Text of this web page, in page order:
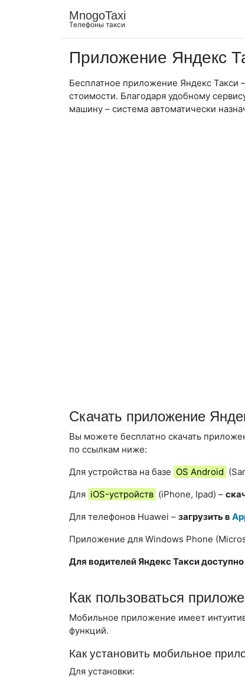
MnogoTaxi
Телефоны такси
Приложение Яндекс
Бесплатное приложение Яндекс Такси
стоимости. Благодаря удобному
машину – система автоматически
Скачать приложение
Вы можете бесплатно скачать
по ссылкам ниже:
Для устройства на базе OS Android
Для iOS-устройств (iPhone, Ipad) –
Для телефонов Huawei – загрузить в
Приложение для Windows Phone
Для водителей Яндекс Такси
Как пользоваться
Мобильное приложение имеет
функций.
Как установить мобильное
Для установки: